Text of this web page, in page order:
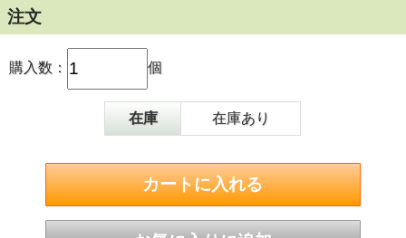
注文
購入数： 個
在庫 在庫あり